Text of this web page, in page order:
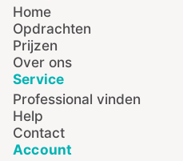
Home
Opdrachten
Prijzen
Over ons
Service
Professional vinden
Help
Contact
Account